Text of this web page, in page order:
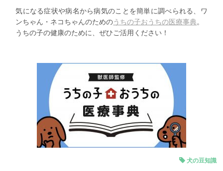
気になる症状や病名から病気のことを簡単に調べられる、ワ
ンちゃん・ネコちゃんのためのうちの子おうちの医療事典。
うちの子の健康のために、ぜひご活用ください！
犬の豆知識